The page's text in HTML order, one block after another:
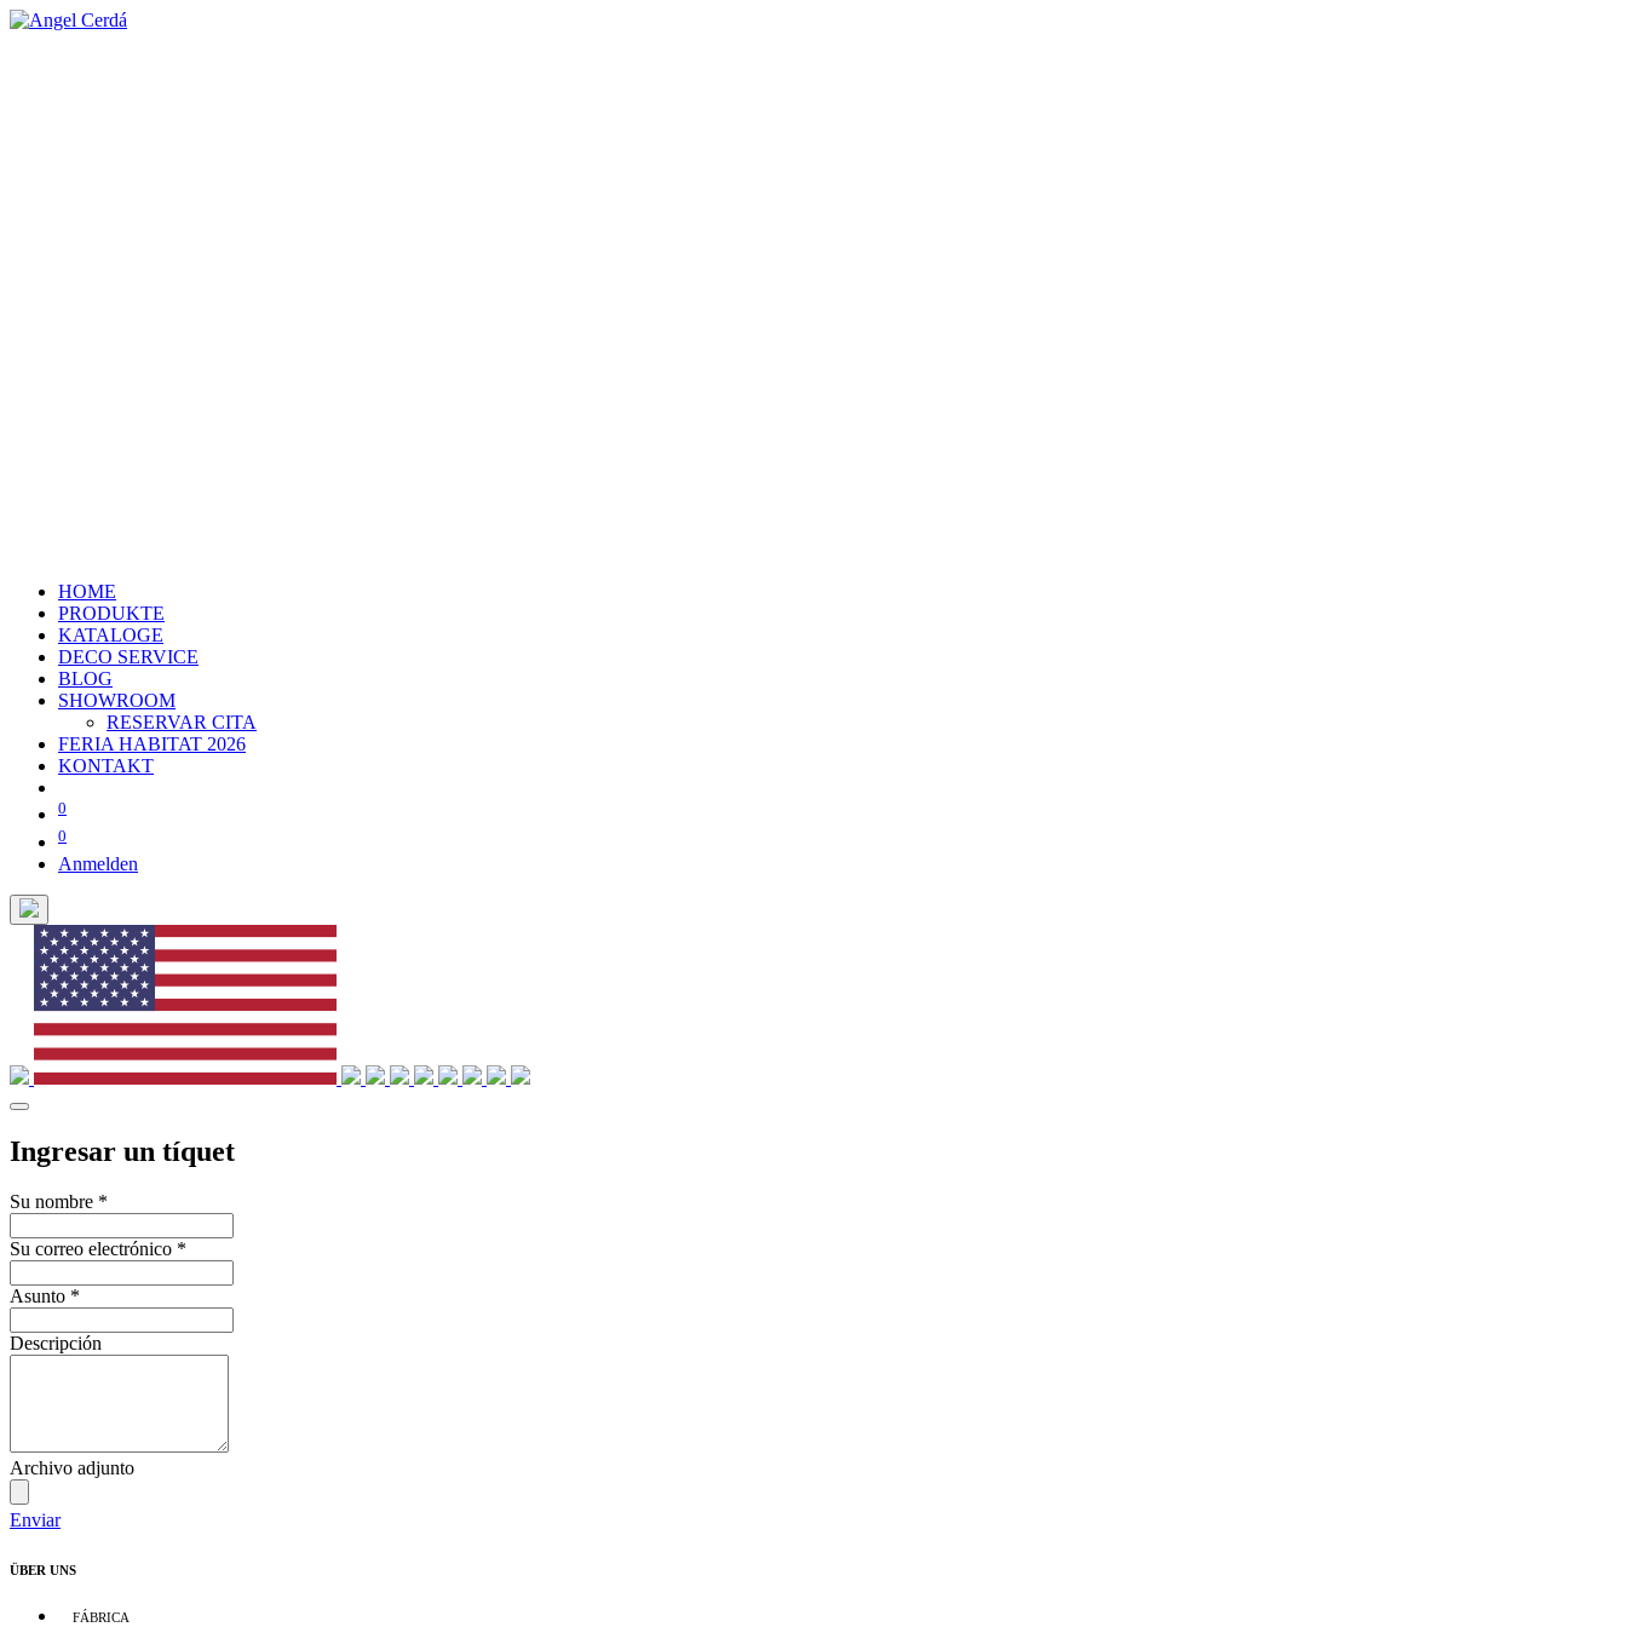
HOME
PRODUKTE
KATALOGE
DECO SERVICE
BLOG
SHOWROOM
RESERVAR CITA
FERIA HABITAT 2026
KONTAKT
0
0
Anmelden
Ingresar un tíquet
Su nombre *
Su correo electrónico *
Asunto *
Descripción
Archivo adjunto
Enviar
ÜBER UNS
FÁBRICA